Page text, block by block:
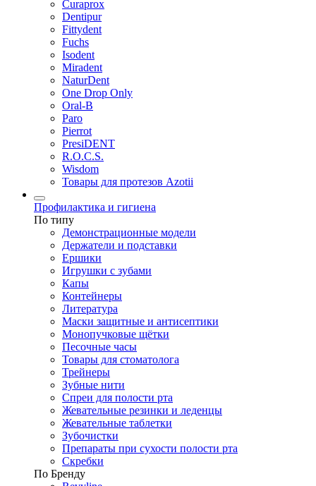
Curaprox
Dentipur
Fittydent
Fuchs
Isodent
Miradent
NaturDent
One Drop Only
Oral-B
Paro
Pierrot
PresiDENT
R.O.C.S.
Wisdom
Товары для протезов Azotii
Профилактика и гигиена
По типу
Демонстрационные модели
Держатели и подставки
Ершики
Игрушки с зубами
Капы
Контейнеры
Литература
Маски защитные и антисептики
Монопучковые щётки
Песочные часы
Товары для стоматолога
Трейнеры
Зубные нити
Спреи для полости рта
Жевательные резинки и леденцы
Жевательные таблетки
Зубочистки
Препараты при сухости полости рта
Скребки
По Бренду